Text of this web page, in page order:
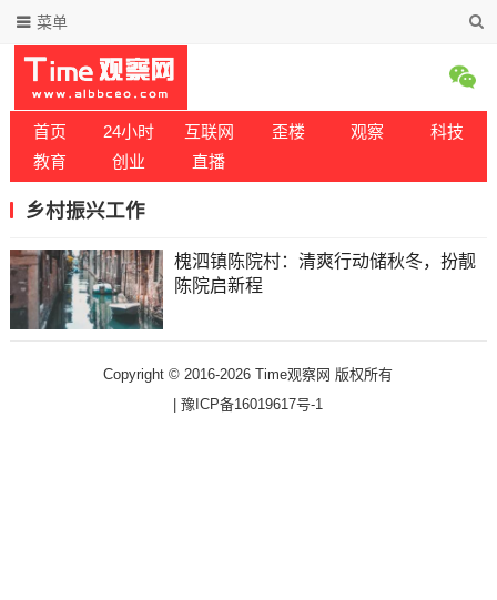
菜单
首页 24小时 互联网 歪楼 观察
科技
教育
创业 直播
乡村振兴工作
槐泗镇陈院村：清爽行动储秋冬，扮靓
陈院启新程
Copyright © 2016-2026 Time观察网 版权所有
|豫ICP备16019617号-1